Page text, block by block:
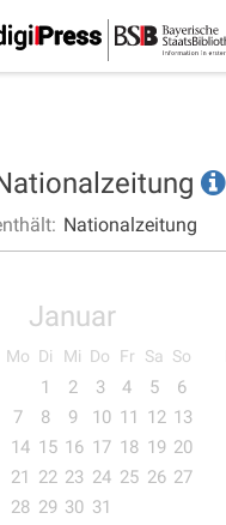
Nationalzeitung
Januar
Mo Di Mi Do Fr Sa So
1 2 3 4 5
6
7
8 9 10 11 12 13
14 15 16 17 18 19 20
21
22 23 24 25 26 27
28 29 30 31